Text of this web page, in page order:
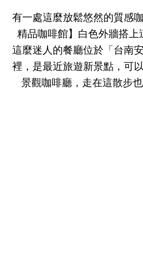
有一處這麼放鬆悠然的質感
精品咖啡館】白色外牆搭上
這麼迷人的餐廳位於「台南
裡，是最近旅遊新景點， 可
景觀咖啡廳， 走在這散步